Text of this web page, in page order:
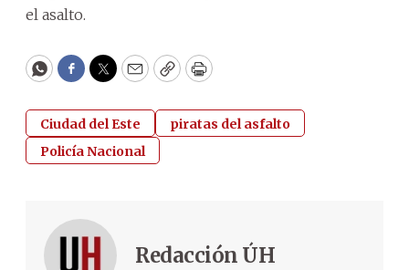
el asalto.
WhatsApp
Facebook
Twitter
EmailCopyPrint
Ciudad del Este
piratas del asfalto
Policía Nacional
Redacción ÚH